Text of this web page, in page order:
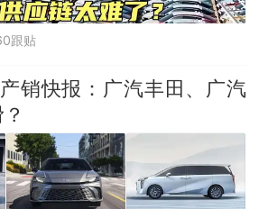
跟贴
销快报：广汽丰田、广汽